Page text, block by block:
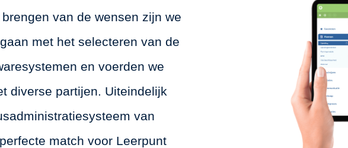
van de wensen zijn we
met het selecteren van de
en voerden we
diverse partijen. Uiteindelijk
van
match voor Leerpunt